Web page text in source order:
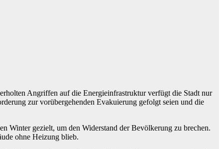
Angriffen auf die Energieinfrastruktur verfügt die Stadt nur
zur vorübergehenden Evakuierung gefolgt seien und die
Winter gezielt, um den Widerstand der Bevölkerung zu brechen.
ohne Heizung blieb.